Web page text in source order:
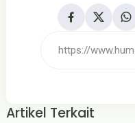
Artikel Terkait